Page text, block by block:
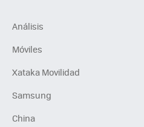
Análisis
Móviles
Xataka Movilidad
Samsung
China